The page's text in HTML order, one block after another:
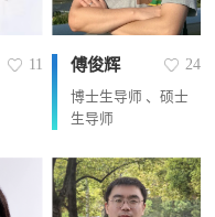
11 傅俊辉 24
博士生导师 、硕士
生导师